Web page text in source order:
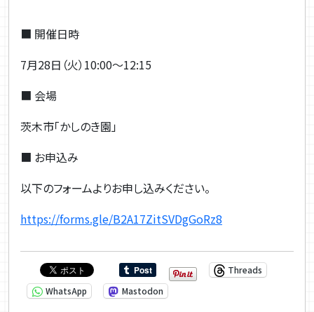
■ 開催日時
7月28日（火） 10:00～12:15
■ 会場
茨木市「かしのき園」
■ お申込み
以下のフォームよりお申し込みください。
https://forms.gle/B2A17ZitSVDgGoRz8
Threads
WhatsApp
Mastodon